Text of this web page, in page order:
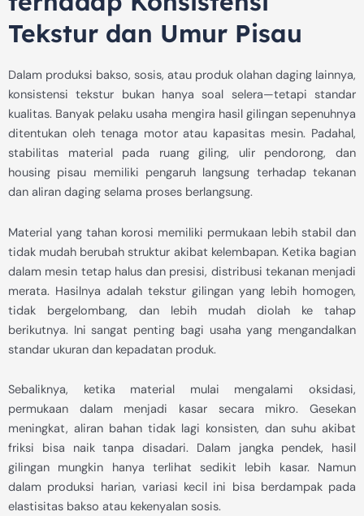
Tekstur dan Umur Pisau
Dalam produksi bakso, sosis, atau produk olahan daging lainnya,
konsistensi tekstur bukan hanya soal selera—tetapi standar
kualitas. Banyak pelaku usaha mengira hasil gilingan sepenuhnya
ditentukan oleh tenaga motor atau kapasitas mesin. Padahal,
stabilitas material pada ruang giling, ulir pendorong, dan
housing pisau memiliki pengaruh langsung terhadap tekanan
dan aliran daging selama proses berlangsung.
Material yang tahan korosi memiliki permukaan lebih stabil dan
tidak mudah berubah struktur akibat kelembapan. Ketika bagian
dalam mesin tetap halus dan presisi, distribusi tekanan menjadi
merata. Hasilnya adalah tekstur gilingan yang lebih homogen,
tidak bergelombang, dan lebih mudah diolah ke tahap
berikutnya. Ini sangat penting bagi usaha yang mengandalkan
standar ukuran dan kepadatan produk.
Sebaliknya, ketika material mulai mengalami oksidasi,
permukaan dalam menjadi kasar secara mikro. Gesekan
meningkat, aliran bahan tidak lagi konsisten, dan suhu akibat
friksi bisa naik tanpa disadari. Dalam jangka pendek, hasil
gilingan mungkin hanya terlihat sedikit lebih kasar. Namun
dalam produksi harian, variasi kecil ini bisa berdampak pada
elastisitas bakso atau kekenyalan sosis.